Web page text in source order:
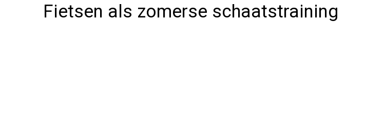
Fietsen als zomerse schaatstraining